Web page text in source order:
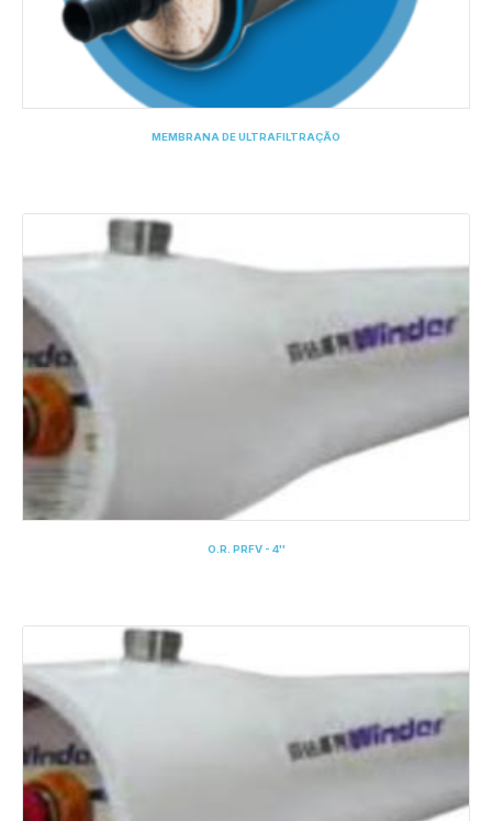
MEMBRANA DE ULTRAFILTRAÇÃO
O.R. PRFV - 4''